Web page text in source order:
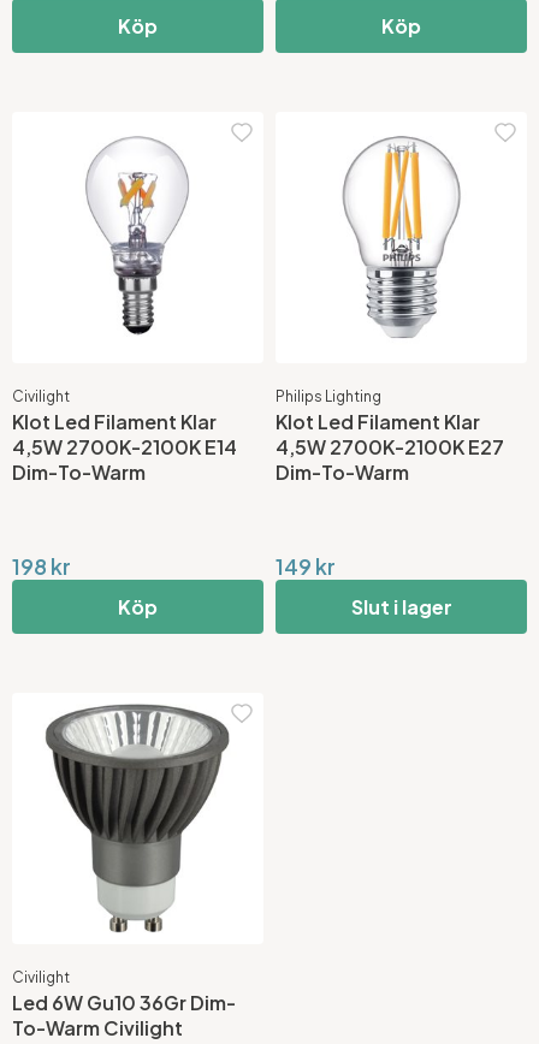
Köp Köp
Civilight
Klot Led Filament Klar
4,5W 2700K-2100K E14
Dim-To-Warm
198 kr
Köp
Philips Lighting
Klot Led Filament Klar
4,5W 2700K-2100K E27
Dim-To-Warm
149 kr
Slut i lager
Civilight
Led 6W Gu10 36Gr Dim-
To-Warm Civilight